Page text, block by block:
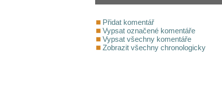
Přidat komentář
Vypsat označené komentáře
Vypsat všechny komentáře
Zobrazit všechny chronologicky